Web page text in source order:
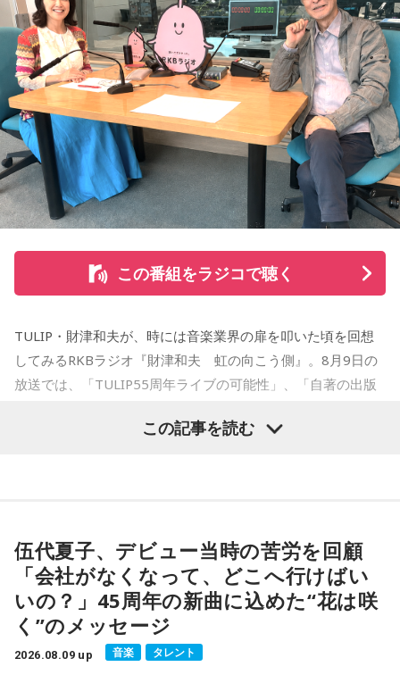
ィレクターズカット版のポッドキャスト配信も予定してい
る。
【小山宙哉プロフィール】
1978年生 京都府出身 京都市立銅駝美術工芸高等学校（現：
京都市立美術工芸高等学校）、大阪市立デザイン教育研究所
卒業。デザイン会社勤務を経て、「モーニング」に持ち込み
をした『ジジジイ』で第14回MANGA OPEN審査委員賞（わ
たせせいぞう賞）受賞。『劇団JET’S』で第15回MANGA
OPEN大賞受賞。2006年『ハルジャン』『ジジジイ-GGG-』
を連載。
2007年12月、初の週刊連載作品『宇宙兄弟』連載開始。同作
で2010年 第56回小学館漫画賞一般向け部門、2011年 第35回
講談社漫画賞一般部門、2014年 手塚治虫文化賞読者賞を受
賞。TVアニメ、実写映画等、多くのメディアミックスを果た
■放送日時：2026年8月16日（日） 19時～20時
■パーソナリティ：吉田尚記
■ゲスト：小山宙哉
■メールアドレス：manga@1242.com
■公式Xアカウント：@MANGARADIO1242
■ハッシュタグ：#マンガのラジオ
■番組HP：https://manga-no-radio.com/
この番組をラジコで聴く
TULIP・財津和夫が、時には音楽業界の扉を叩いた頃を回想
してみるRKBラジオ『財津和夫 虹の向こう側』。8月9日の
放送では、「TULIP55周年ライブの可能性」、「自著の出版
た古今のトピックスが盛りだくさんです。
この記事を読む
伍代夏子、デビュー当時の苦労を回顧
「会社がなくなって、どこへ行けばい
いの？」45周年の新曲に込めた“花は咲
く”のメッセージ
2026.08.09 up 音楽 タレント